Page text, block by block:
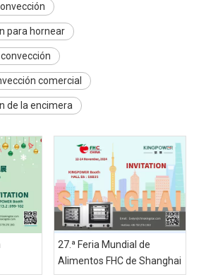
para hornear
comercial
de la encimera
27.ª Feria Mundial de
Alimentos FHC de Shanghai